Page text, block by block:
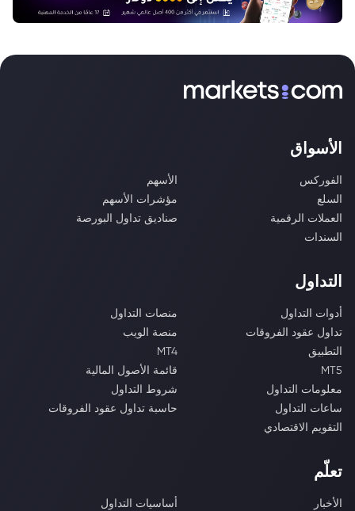
الأسواق
الفوركس
الأسهم
السلع
مؤشرات الأسهم
العملات الرقمية
صناديق تداول البورصة
السندات
التداول
أدوات التداول
منصات التداول
تداول عقود الفروقات
منصة الويب
التطبيق
MT4
MT5
قائمة الأصول المالية
معلومات التداول
شروط التداول
ساعات التداول
حاسبة تداول عقود الفروقات
التقويم الاقتصادي
تعلّم
الأخبار
أساسيات التداول